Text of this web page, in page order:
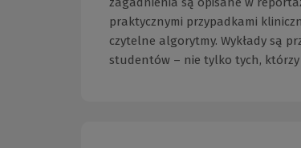
praktycznymi przypadkami
czytelne algorytmy. Wykłady są
studentów – nie tylko tych, którzy